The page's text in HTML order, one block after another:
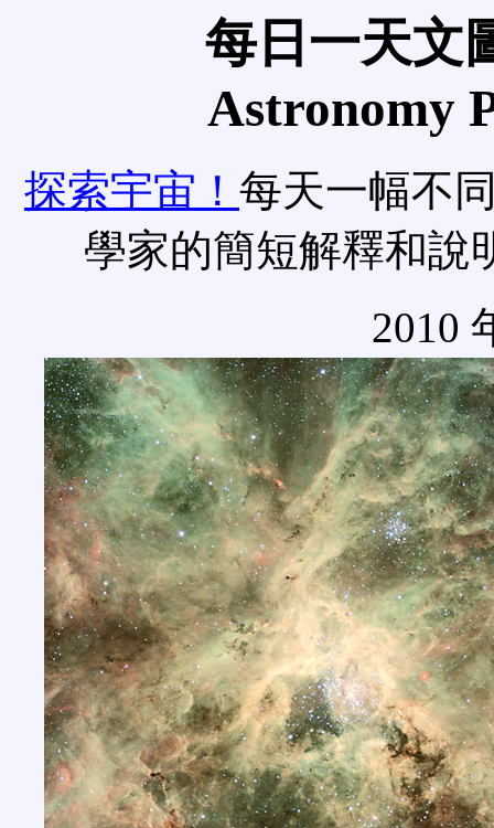
每日一天文
Astronomy
探索宇宙！ 每天一幅不
學家的簡短解釋和說
2010